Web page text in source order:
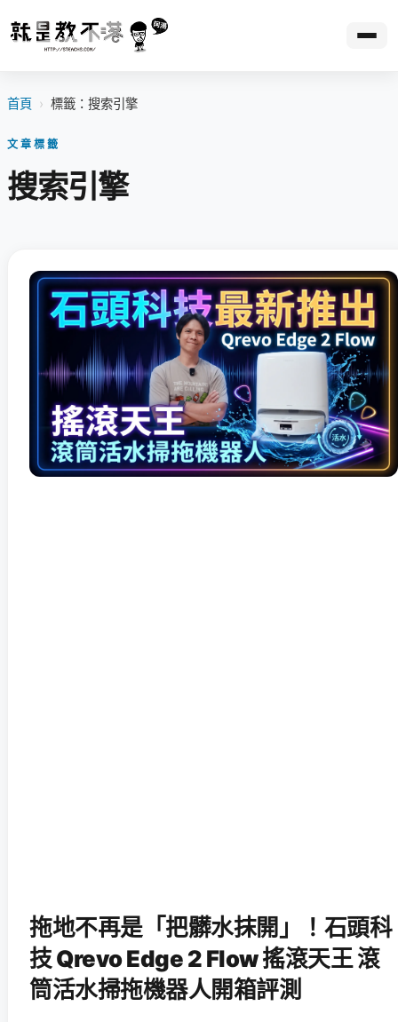
首頁 › 標籤：搜索引擎
文章標籤
搜索引擎
拖地不再是「把髒水抹開」！石頭科
技 Qrevo Edge 2 Flow 搖滾天王 滾
筒活水掃拖機器人開箱評測